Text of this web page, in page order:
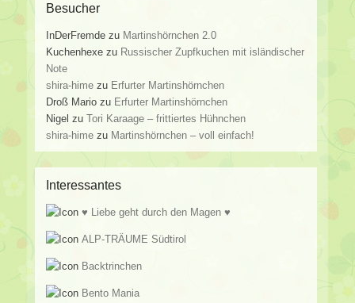
Besucher
InDerFremde zu Martinshörnchen 2.0
Kuchenhexe zu Russischer Zupfkuchen mit isländischer
Note
shira-hime zu Erfurter Martinshörnchen
Droß Mario zu Erfurter Martinshörnchen
Nigel zuTori Karaage – frittiertes Hühnchen
shira-hime zu Martinshörnchen – voll einfach!
Interessantes
♥ Liebe geht durch den Magen ♥
ALP-TRÄUME Südtirol
Backtrinchen
Bento Mania